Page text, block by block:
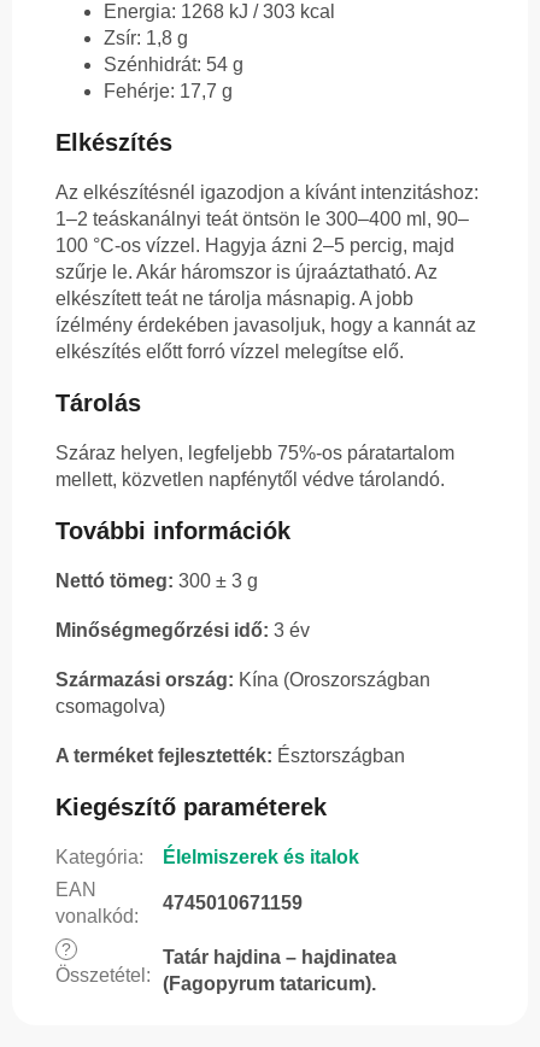
Energia: 1268 kJ / 303 kcal
Zsír: 1,8 g
Szénhidrát: 54 g
Fehérje: 17,7 g
Elkészítés
Az elkészítésnél igazodjon a kívánt intenzitáshoz:
1–2 teáskanálnyi teát öntsön le 300–400 ml, 90–
100 °C-os vízzel. Hagyja ázni 2–5 percig, majd
szűrje le. Akár háromszor is újraáztatható. Az
elkészített teát ne tárolja másnapig. A jobb
ízélmény érdekében javasoljuk, hogy a kannát az
elkészítés előtt forró vízzel melegítse elő.
Tárolás
Száraz helyen, legfeljebb 75%-os páratartalom
mellett, közvetlen napfénytől védve tárolandó.
További információk
Nettó tömeg: 300 ± 3 g
Minőségmegőrzési idő: 3 év
Származási ország: Kína (Oroszországban
csomagolva)
A terméket fejlesztették: Észtországban
Kiegészítő paraméterek
Kategória:
Élelmiszerek és italok
EAN
vonalkód:
4745010671159
?
Összetétel :
Tatár hajdina – hajdinatea
(Fagopyrum tataricum).